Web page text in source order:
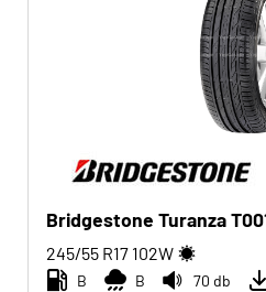
Bridgestone Turanza
245/55 R17 102W
B B 70 db